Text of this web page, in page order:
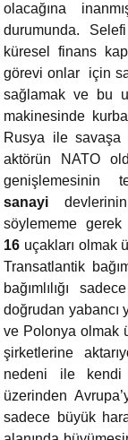
olacağına
durumunda.
küresel finans
görevi onlar için
sağlamak ve bu
makinesinde
Rusya ile savaşa
aktörün NATO
genişlemesinin
sanayi
söylememe
16 uçakları olmak
Transatlantik
bağımlılığı
doğrudan yabancı
ve Polonya olmak
şirketlerine
nedeni ile kendi
üzerinden
sadece büyük